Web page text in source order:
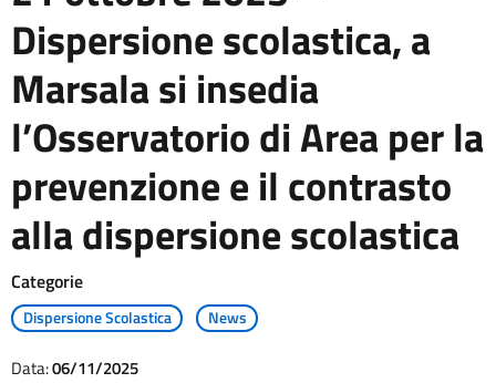
Dispersione scolastica, a
Marsala si insedia
l’Osservatorio di Area per la
prevenzione e il contrasto
alla dispersione scolastica
Categorie
Dispersione Scolastica News
Data:06/11/2025